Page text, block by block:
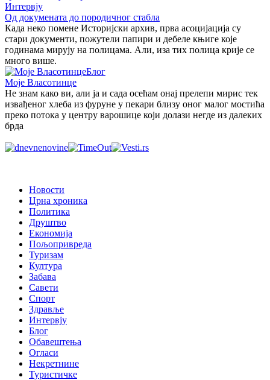
Интервју
Од докумената до породичног стабла
Када неко помене Историјски архив, прва асоцијација су
стари документи, пожутели папири и дебеле књиге које
годинама мирују на полицама. Али, иза тих полица крије се
много више.
Блог
Моје Власотинце
Не знам како ви, али ја и сада осећам онај прелепи мирис тек
извађеног хлеба из фуруне у пекари близу оног малог мостића
преко потока у центру варошице који долази негде из далеких
брда
Новости
Црна хроника
Политика
Друштво
Економија
Пољопривреда
Туризам
Култура
Забава
Савети
Спорт
Здравље
Интервју
Блог
Обавештења
Огласи
Некретнине
Туристичке